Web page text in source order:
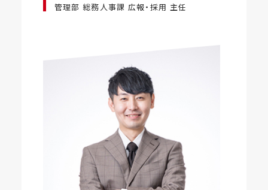
管理部 総務人事課 広報・採用 主任